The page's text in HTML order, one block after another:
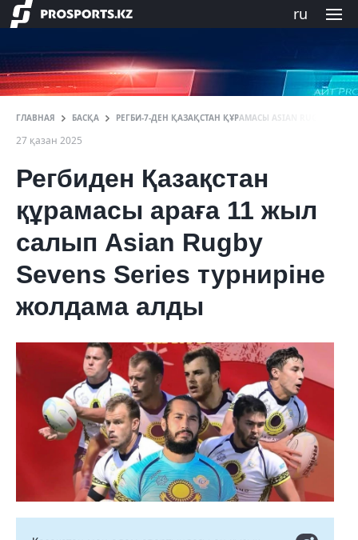
ru
ГЛАВНАЯ БАСҚА РЕГБИ-7-ДЕН ҚАЗАҚСТАН ҚҰРАМАСЫ ASIAN RUGBY
27 қазан 2025
Регбиден Қазақстан
құрамасы араға 11 жыл
салып Asian Rugby
Sevens Series турниріне
жолдама алды